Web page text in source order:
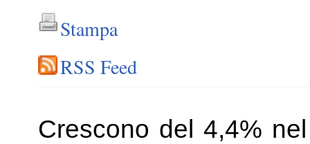
Stampa
RSS Feed
Crescono del 4,4%